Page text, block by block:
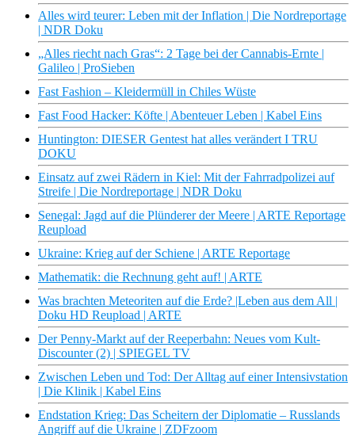
Alles wird teurer: Leben mit der Inflation | Die Nordreportage
| NDR Doku
„Alles riecht nach Gras“: 2 Tage bei der Cannabis-Ernte |
Galileo | ProSieben
Fast Fashion – Kleidermüll in Chiles Wüste
Fast Food Hacker: Köfte | Abenteuer Leben | Kabel Eins
Huntington: DIESER Gentest hat alles verändert I TRU
DOKU
Einsatz auf zwei Rädern in Kiel: Mit der Fahrradpolizei auf
Streife | Die Nordreportage | NDR Doku
Senegal: Jagd auf die Plünderer der Meere | ARTE Reportage
Reupload
Ukraine: Krieg auf der Schiene | ARTE Reportage
Mathematik: die Rechnung geht auf! | ARTE
Was brachten Meteoriten auf die Erde? |Leben aus dem All |
Doku HD Reupload | ARTE
Der Penny-Markt auf der Reeperbahn: Neues vom Kult-
Discounter (2) | SPIEGEL TV
Zwischen Leben und Tod: Der Alltag auf einer Intensivstation
| Die Klinik | Kabel Eins
Endstation Krieg: Das Scheitern der Diplomatie – Russlands
Angriff auf die Ukraine | ZDFzoom